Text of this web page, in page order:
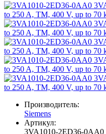
Производитель:
Siemens
Артикул:
3VA1010-2ED36-0AA0